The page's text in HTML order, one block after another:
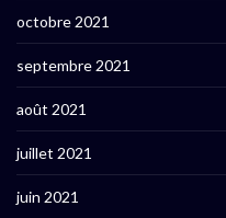
octobre 2021
septembre 2021
août 2021
juillet 2021
juin 2021